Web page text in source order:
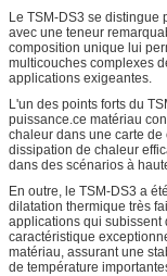
Le TSM-DS3 se distingue
avec une teneur
composition unique lui
multicouches complexes
applications exigeantes.
L'un des points forts du
puissance.ce matériau
chaleur dans une carte
dissipation de chaleur
dans des scénarios à
En outre, le TSM-DS3 a
dilatation thermique très
applications qui subissent
caractéristique
matériau, assurant une
de température